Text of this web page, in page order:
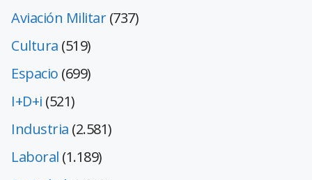
Aviación Militar(737)
Cultura (519)
Espacio (699)
I+D+i (521)
Industria (2.581)
Laboral (1.189)